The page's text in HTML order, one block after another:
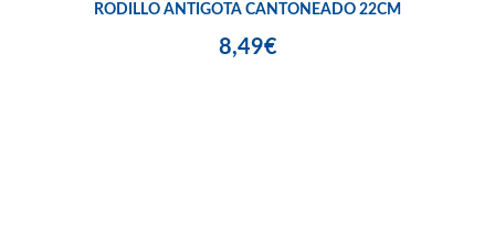
RODILLO ANTIGOTA CANTONEADO 22CM
8,49€